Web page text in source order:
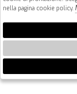
follow us
2026 BigBag - P.iva :
🍪
nella pagina cookie policy.